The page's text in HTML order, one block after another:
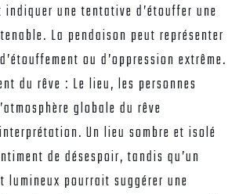
indiquer une tentative d’étouffer une
La pendaison peut représenter
ou d’oppression extrême.
du rêve : Le lieu, les personnes
globale du rêve
Un lieu sombre et isolé
de désespoir, tandis qu’un
lumineux pourrait suggérer une